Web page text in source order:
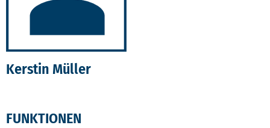
Kerstin Müller
FUNKTIONEN